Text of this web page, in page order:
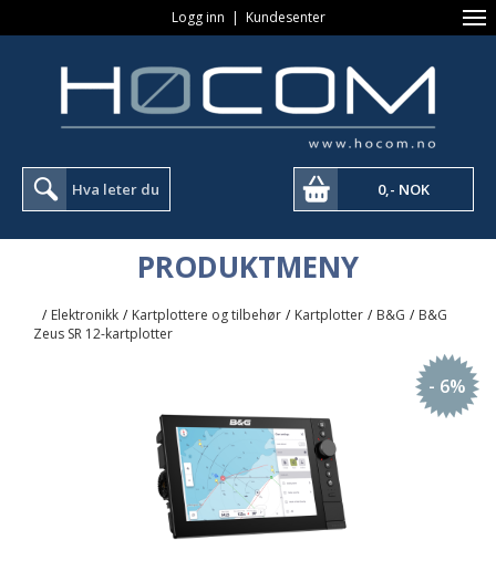
Logg inn | Kundesenter
0,- NOK
PRODUKTMENY
/ Elektronikk / Kartplottere og tilbehør / Kartplotter / B&G / B&G
Zeus SR 12-kartplotter
- 6%